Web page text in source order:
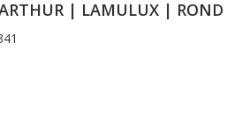
| LAMULUX | ROND